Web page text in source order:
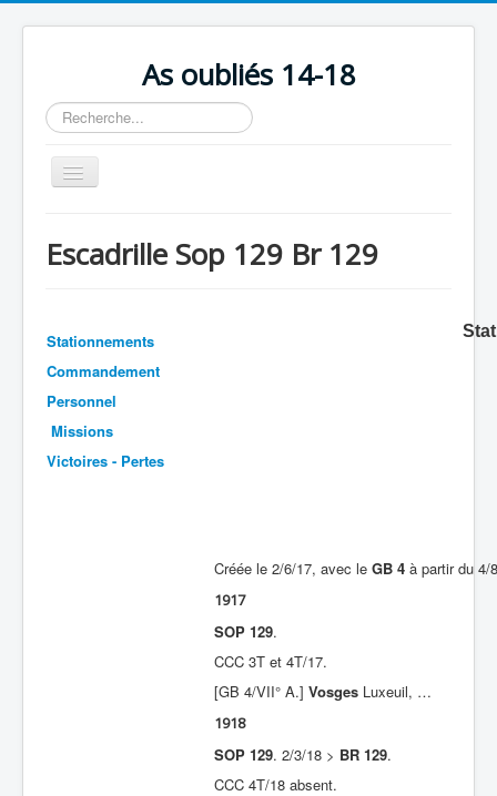
As oubliés 14-18
Rechercher
Basculer
la
Chronologie
Organisation
Avions
Formation
Escadrille Sop 129 Br 129
Stationnements
Commandement
Personnel
Missions
Victoires - Pertes
Créée le 2/6/17, avec le GB 4 à partir du
1917
SOP 129.
CCC 3T et 4T/17.
[GB 4/VII° A.] Vosges Luxeuil, …
1918
SOP 129. 2/3/18 > BR 129.
CCC 4T/18 absent.